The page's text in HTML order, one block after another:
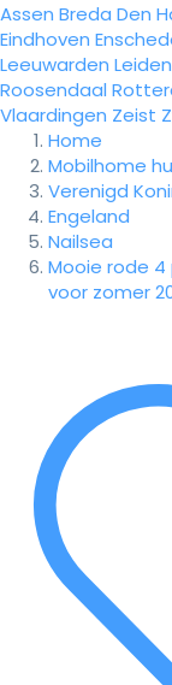
Assen Breda Den
Eindhoven
Leeuwarden Leiden
Roosendaal
Vlaardingen Zeist
Home
Mobilhome
Verenigd
Engeland
Nailsea
Mooie rode
voor zomer